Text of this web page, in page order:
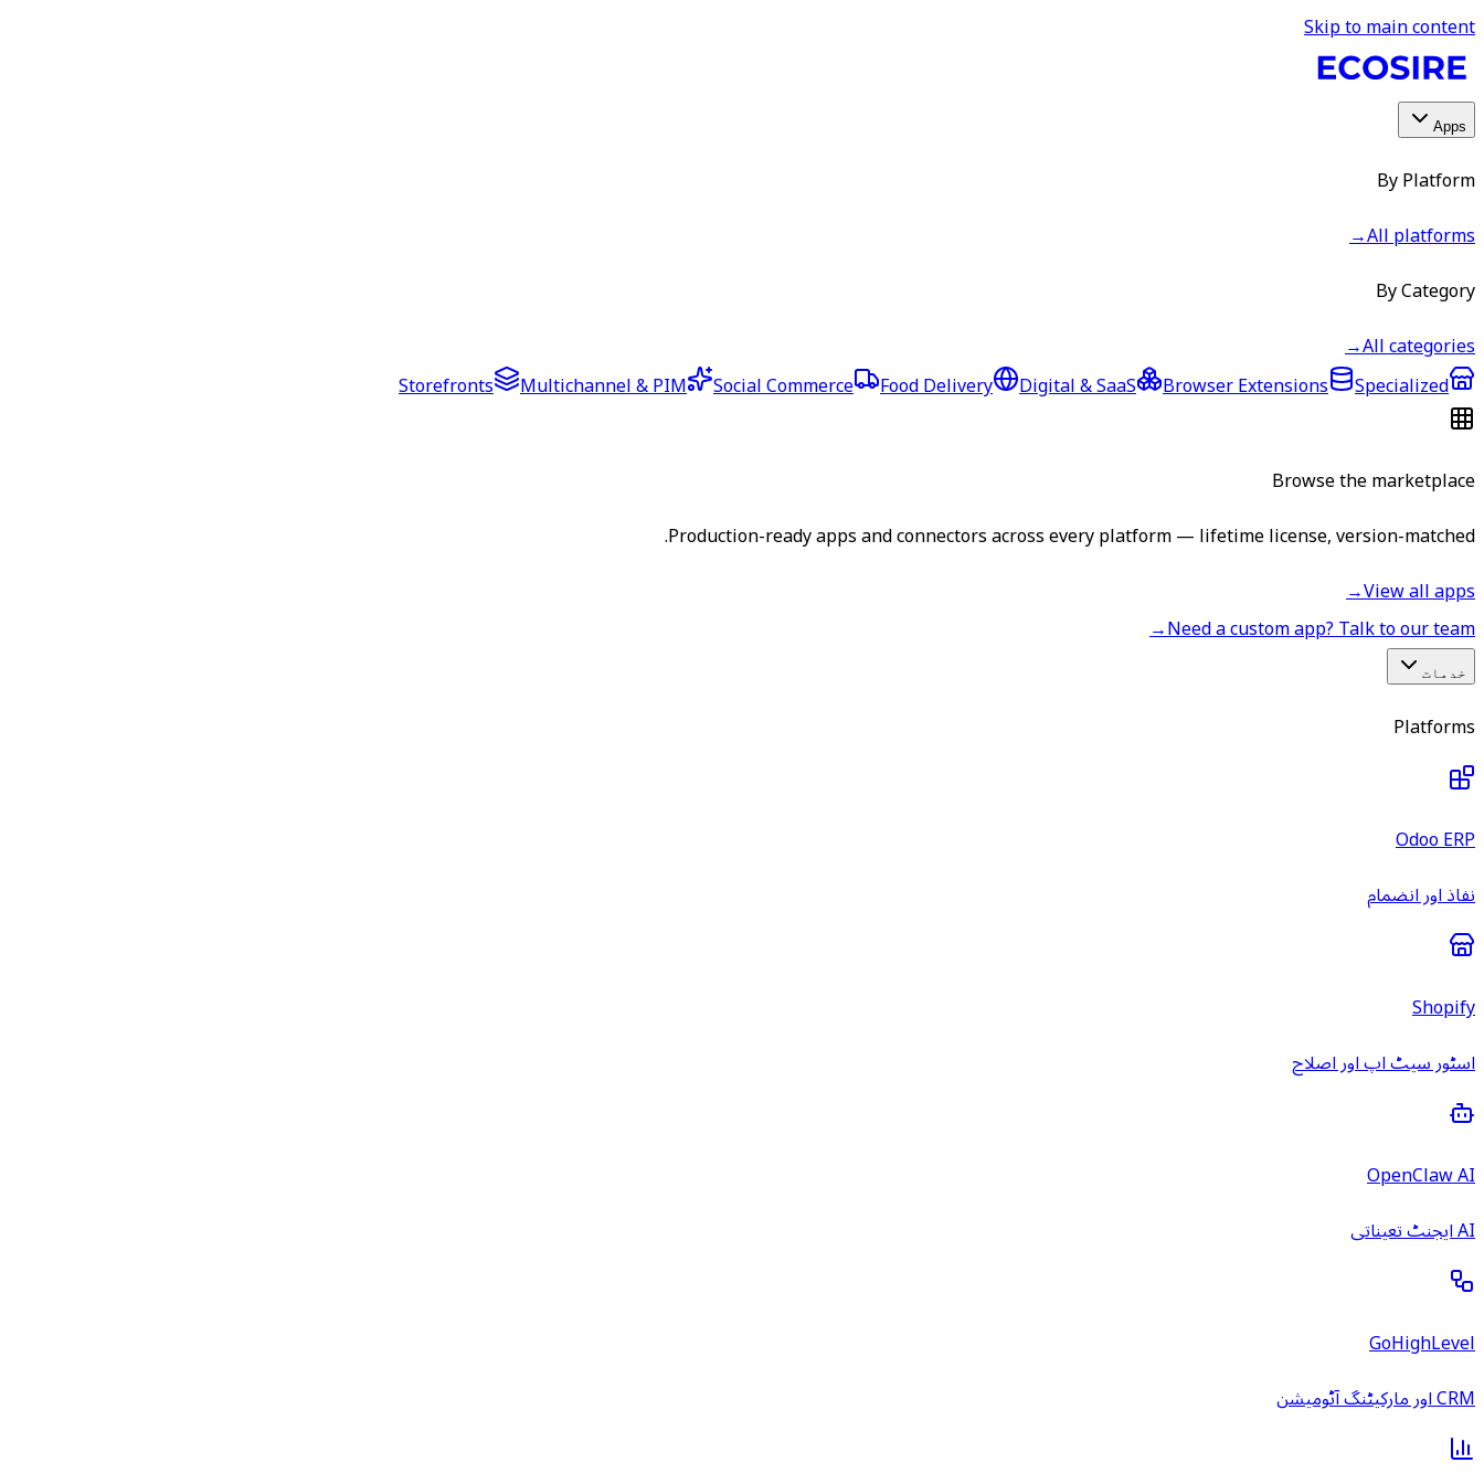
Skip to main content
Apps
By Platform
All platforms
→
By Category
All categories
→
Storefronts
Multichannel & PIM Social Commerce Food Delivery Digital & SaaS Browser Extensions Specialized
Browse the marketplace
Production-ready apps and connectors across every platform — lifetime license, version-matched.
View all apps
→
Need a custom app? Talk to our team
→
خدمات
Platforms
Odoo ERP
نفاذ اور انضمام
Shopify
اسٹور سیٹ اپ اور اصلاح
OpenClaw AI
AI ایجنٹ تعیناتی
GoHighLevel
CRM اور مارکیٹنگ آٹومیشن